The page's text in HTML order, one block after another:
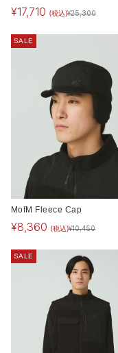
¥17,710 (税込)¥25,300
SALE
MofM Fleece Cap
¥8,360 (税込)¥10,450
SALE